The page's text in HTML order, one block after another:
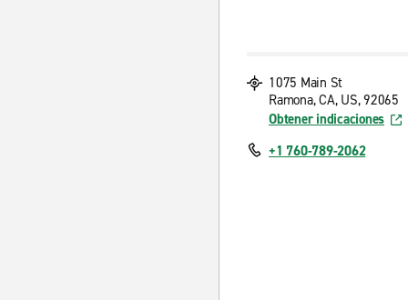
1075 Main St
Ramona, CA, US, 92065
Obtener indicaciones
+1 760-789-2062